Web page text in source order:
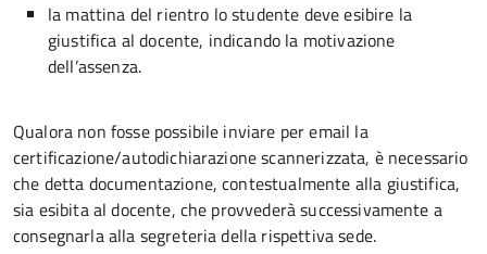
la mattina del rientro lo studente deve esibire la
giustifica al docente, indicando la motivazione
dell’assenza.
Qualora non fosse possibile inviare per email la
certificazione/autodichiarazione scannerizzata, è necessario
che detta documentazione, contestualmente alla giustifica,
sia esibita al docente, che provvederà successivamente a
consegnarla alla segreteria della rispettiva sede.